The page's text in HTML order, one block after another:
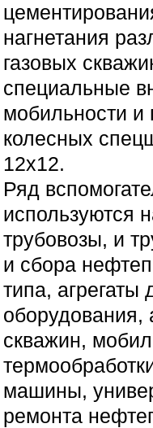
нагнетания
газовых
специальные
мобильности и
колесных
12х12.
Ряд
используются
трубовозы, и
и сбора
типа,
оборудования,
скважин,
машины,
ремонта